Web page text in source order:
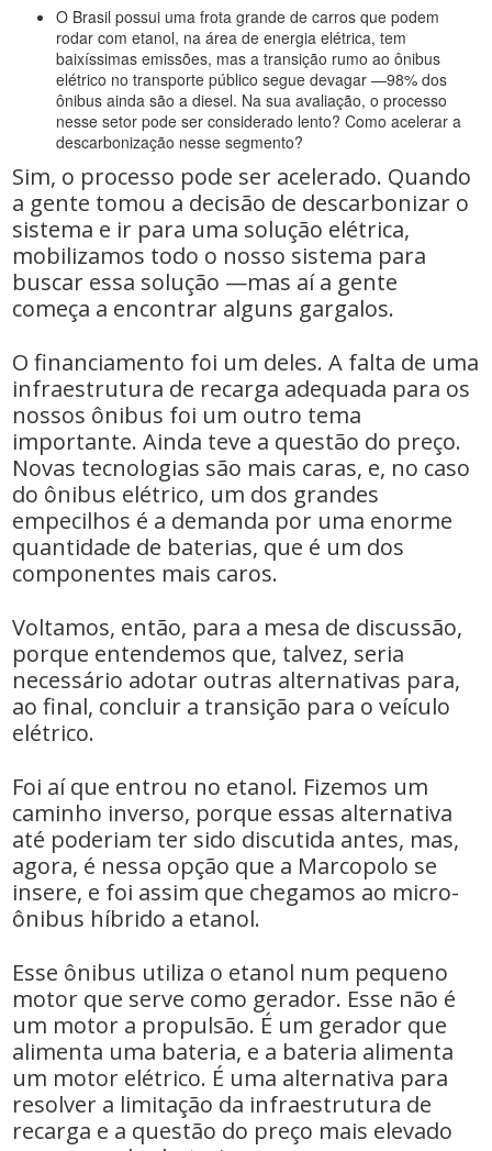
O Brasil possui uma frota grande de carros que podem
rodar com etanol, na área de energia elétrica, tem
baixíssimas emissões, mas a transição rumo ao ônibus
elétrico no transporte público segue devagar —98% dos
ônibus ainda são a diesel. Na sua avaliação, o processo
nesse setor pode ser considerado lento? Como acelerar a
descarbonização nesse segmento?
Sim, o processo pode ser acelerado. Quando
a gente tomou a decisão de descarbonizar o
sistema e ir para uma solução elétrica,
mobilizamos todo o nosso sistema para
buscar essa solução —mas aí a gente
começa a encontrar alguns gargalos.
O financiamento foi um deles. A falta de uma
infraestrutura de recarga adequada para os
nossos ônibus foi um outro tema
importante. Ainda teve a questão do preço.
Novas tecnologias são mais caras, e, no caso
do ônibus elétrico, um dos grandes
empecilhos é a demanda por uma enorme
quantidade de baterias, que é um dos
componentes mais caros.
Voltamos, então, para a mesa de discussão,
porque entendemos que, talvez, seria
necessário adotar outras alternativas para,
ao final, concluir a transição para o veículo
elétrico.
Foi aí que entrou no etanol. Fizemos um
caminho inverso, porque essas alternativa
até poderiam ter sido discutida antes, mas,
agora, é nessa opção que a Marcopolo se
insere, e foi assim que chegamos ao micro-
ônibus híbrido a etanol.
Esse ônibus utiliza o etanol num pequeno
motor que serve como gerador. Esse não é
um motor a propulsão. É um gerador que
alimenta uma bateria, e a bateria alimenta
um motor elétrico. É uma alternativa para
resolver a limitação da infraestrutura de
recarga e a questão do preço mais elevado